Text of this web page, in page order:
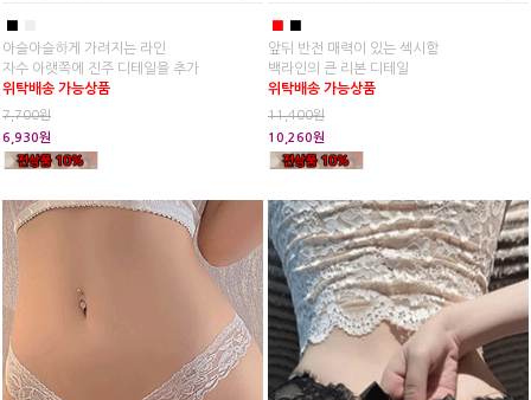
■
아슬아슬하게 가려지는 라인
자수 아랫쪽에 진주 디테일을 추가
위탁배송 가능상품
7,700원
6,930원
■ ■
앞뒤 반전 매력이 있는 섹시함
백라인의 큰 리본 디테일
위탁배송 가능상품
11,400원
10,260원